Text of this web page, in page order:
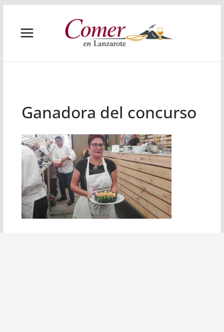
contenido
Ganadora del concurso